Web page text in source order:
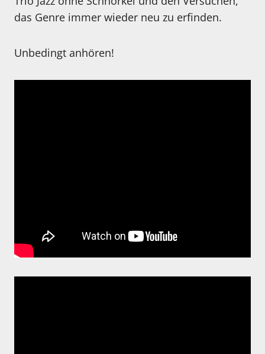
das Genre immer wieder neu zu erfinden.
Unbedingt anhören!